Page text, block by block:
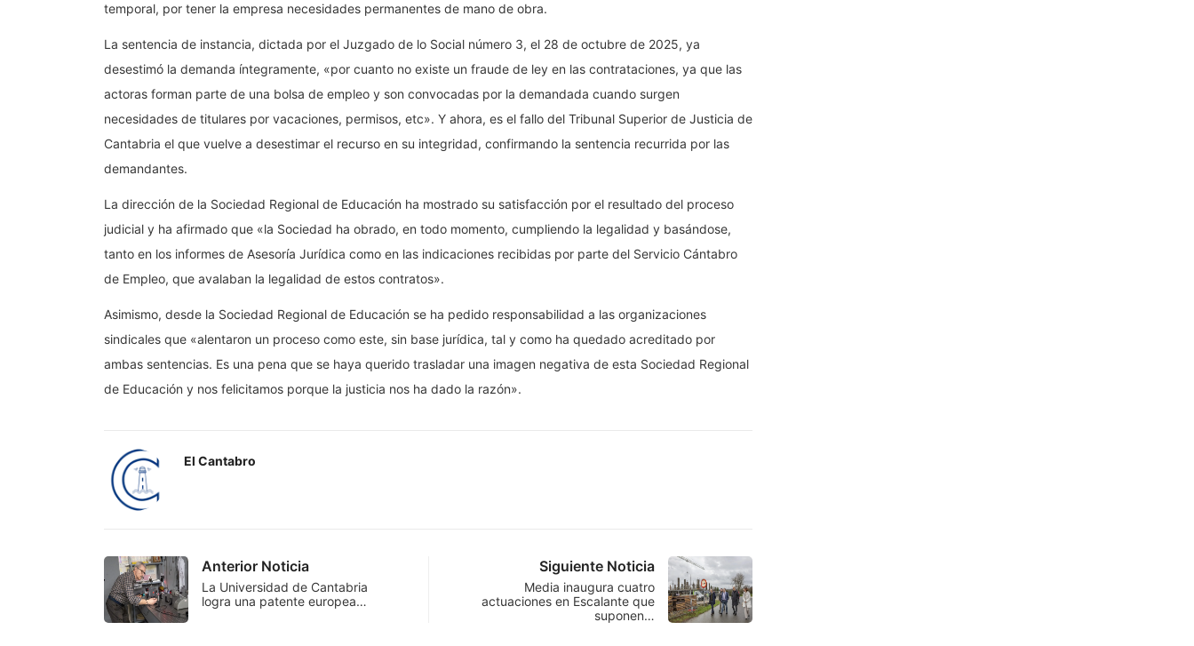
temporal, por tener la empresa necesidades permanentes de mano de obra.
La sentencia de instancia, dictada por el Juzgado de lo Social número 3, el 28 de octubre de 2025, ya
desestimó la demanda íntegramente, «por cuanto no existe un fraude de ley en las contrataciones, ya que las
actoras forman parte de una bolsa de empleo y son convocadas por la demandada cuando surgen
necesidades de titulares por vacaciones, permisos, etc». Y ahora, es el fallo del Tribunal Superior de Justicia de
Cantabria el que vuelve a desestimar el recurso en su integridad, confirmando la sentencia recurrida por las
demandantes.
La dirección de la Sociedad Regional de Educación ha mostrado su satisfacción por el resultado del proceso
judicial y ha afirmado que «la Sociedad ha obrado, en todo momento, cumpliendo la legalidad y basándose,
tanto en los informes de Asesoría Jurídica como en las indicaciones recibidas por parte del Servicio Cántabro
de Empleo, que avalaban la legalidad de estos contratos».
Asimismo, desde la Sociedad Regional de Educación se ha pedido responsabilidad a las organizaciones
sindicales que «alentaron un proceso como este, sin base jurídica, tal y como ha quedado acreditado por
ambas sentencias. Es una pena que se haya querido trasladar una imagen negativa de esta Sociedad Regional
de Educación y nos felicitamos porque la justicia nos ha dado la razón».
El Cantabro
Anterior Noticia
La Universidad de Cantabria
logra una patente europea…
Siguiente Noticia
Media inaugura cuatro
actuaciones en Escalante que
suponen…